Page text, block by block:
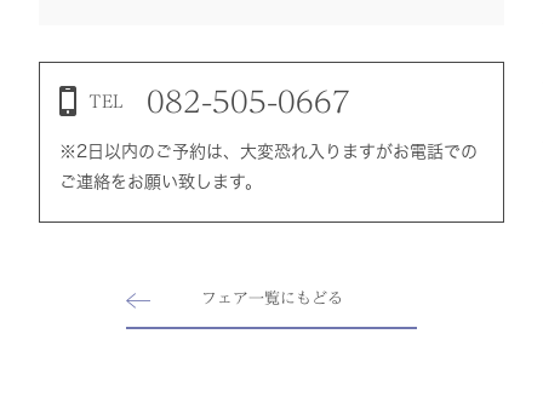
TEL 082-505-0667
※2日以内のご予約は、大変恐れ入りますがお電話での
ご連絡をお願い致します。
フェア一覧にもどる